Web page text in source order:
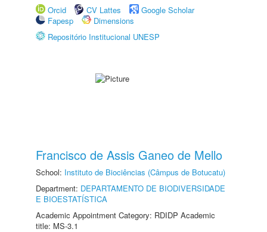
Orcid
CV Lattes
Google Scholar
Fapesp
Dimensions
Repositório Institucional UNESP
Francisco de Assis Ganeo de Mello
School: Instituto de Biociências (Câmpus de Botucatu)
Department: DEPARTAMENTO DE BIODIVERSIDADE
E BIOESTATÍSTICA
Academic Appointment Category: RDIDP Academic
title: MS-3.1